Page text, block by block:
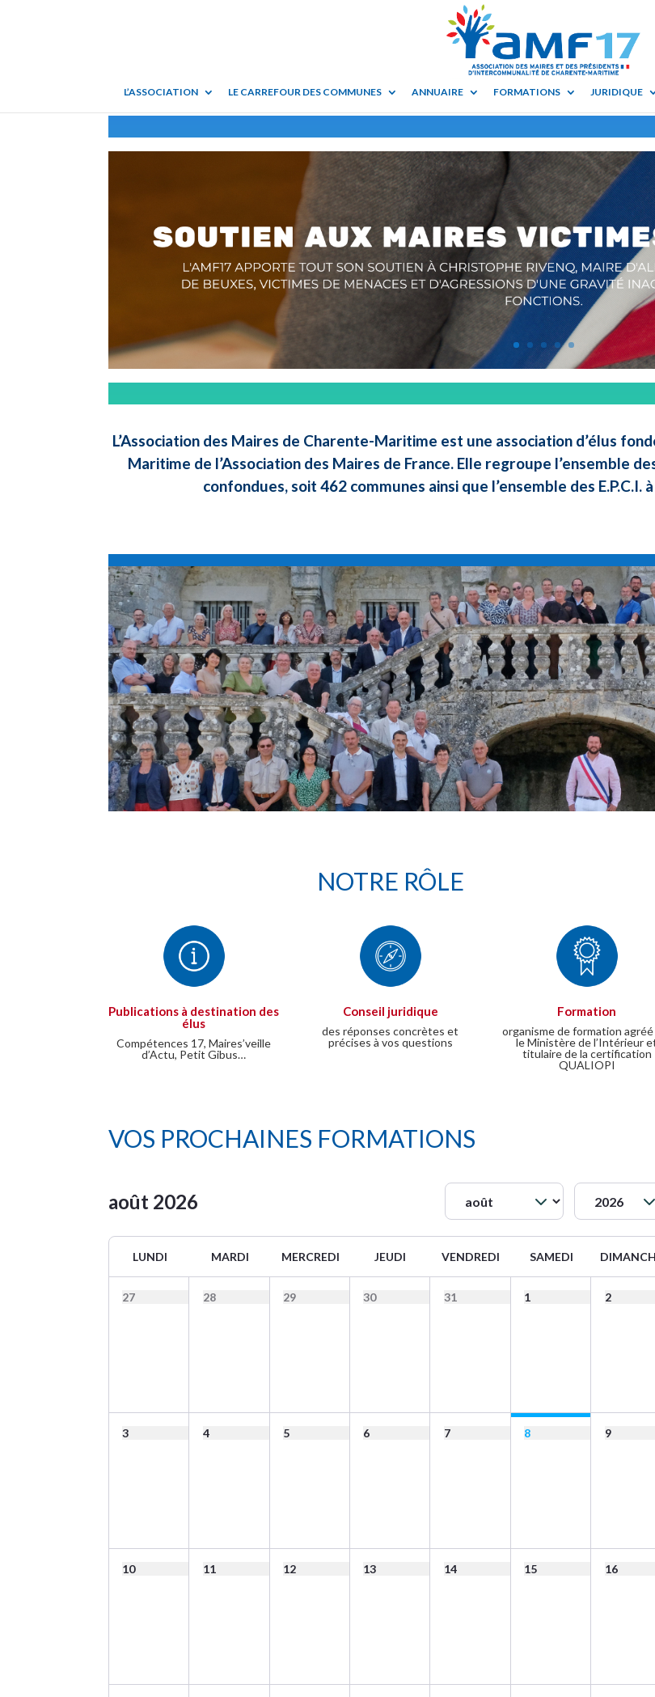
L’ASSOCIATION LE CARREFOUR DES COMMUNES ANNUAIRE FORMATIONS JURIDIQUE
L’Association des Maires de Charente-Maritime est une association d’élus
Maritime de l’Association des Maires de France. Elle regroupe l’ensemble
confondues, soit 462 communes ainsi que l’ensemble des
NOTRE RÔLE
Publications à destination des
élus
Compétences 17, Maires’veille
d’Actu, Petit Gibus…
Conseil juridique
des réponses concrètes et
précises à vos questions
Formation
organisme de formation agréé
le Ministère de l’Intérieur
titulaire de la certification
QUALIOPI
VOS PROCHAINES FORMATIONS
août 2026
LUNDI MARDI MERCREDI JEUDI VENDREDI SAMEDI
27 28 29 30 31 1 2
3 4 5 6 7 8 9
10 11 12 13 14 15 16